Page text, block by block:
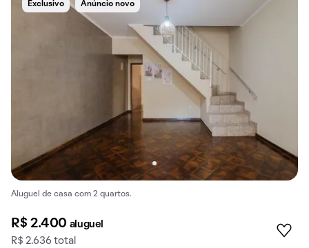
Exclusivo Anúncio novo
Aluguel de casa com 2 quartos.
R$ 2.400 aluguel
R$ 2.636 total